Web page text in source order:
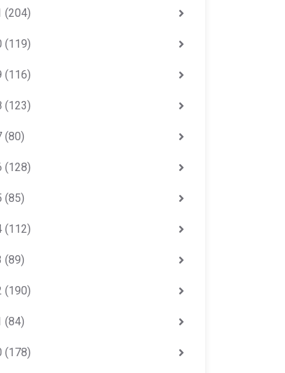
(204)
(119)
(116)
(123)
(80)
(128)
(85)
(112)
(89)
(190)
(84)
(178)